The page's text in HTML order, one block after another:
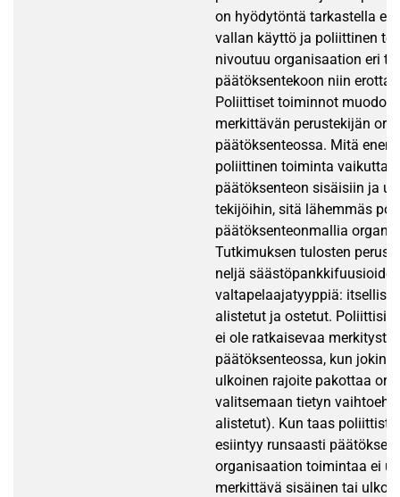
on hyödytöntä tarkastella
vallan käyttö ja poliittinen
nivoutuu organisaation eri
päätöksentekoon niin
Poliittiset toiminnot
merkittävän perustekijän
päätöksenteossa. Mitä
poliittinen toiminta vaikuttaa
päätöksenteon sisäisiin ja
tekijöihin, sitä lähemmäs
päätöksenteonmallia
Tutkimuksen tulosten
neljä säästöpankkifuusioiden
valtapelaajatyyppiä:
alistetut ja ostetut.
ei ole ratkaisevaa merkitystä
päätöksenteossa, kun jokin
ulkoinen rajoite pakottaa
valitsemaan tietyn
alistetut). Kun taas
esiintyy runsaasti
organisaation toimintaa ei
merkittävä sisäinen tai